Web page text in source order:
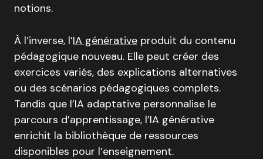
notions.
À l’inverse, l’IA générative produit du contenu
pédagogique nouveau. Elle peut créer des
exercices variés, des explications alternatives
ou des scénarios pédagogiques complets.
Tandis que l’IA adaptative personnalise le
parcours d’apprentissage, l’IA générative
enrichit la bibliothèque de ressources
disponibles pour l’enseignement.